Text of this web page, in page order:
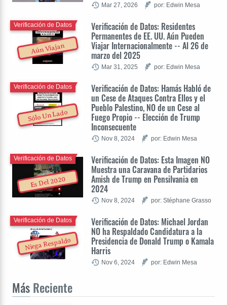
Mar 27, 2026 por: Edwin Mesa
Aún Viajan
Verificación de Datos: Residentes
Permanentes de EE. UU. Aún Pueden
Viajar Internacionalmente -- Al 26 de
marzo del 2025
Verificación de Datos
Mar 31, 2025 por: Edwin Mesa
Sólo Un Lado
Verificación de Datos: Hamás Habló de
un Cese de Ataques Contra Ellos y el
Pueblo Palestino, NO de un Cese al
Fuego Propio -- Elección de Trump
Inconsecuente
Verificación de Datos
Nov 8, 2024 por: Edwin Mesa
Es Del 2020
Verificación de Datos: Esta Imagen NO
Muestra una Caravana de Partidarios
Amish de Trump en Pensilvania en
2024
Verificación de Datos
Nov 8, 2024 por: Stéphane Grasso
Niega Respaldo
Verificación de Datos: Michael Jordan
NO ha Respaldado Candidatura a la
Presidencia de Donald Trump o Kamala
Harris
Verificación de Datos
Nov 6, 2024 por: Edwin Mesa
Más Reciente